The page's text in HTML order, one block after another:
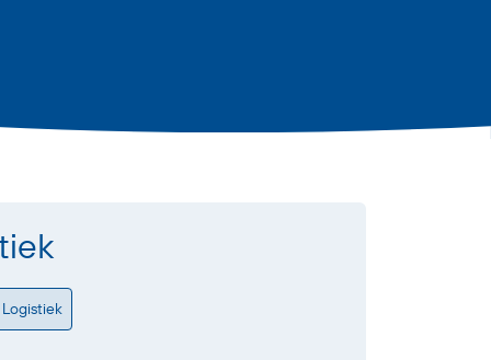
Logistiek